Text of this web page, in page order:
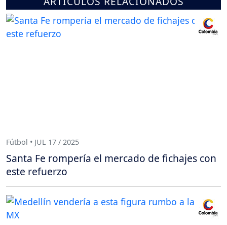
Fútbol • JUL 17 / 2025
Santa Fe rompería el mercado de fichajes con
este refuerzo